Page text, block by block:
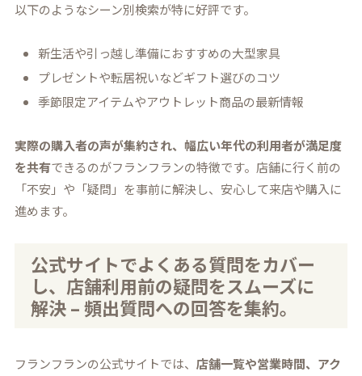
以下のようなシーン別検索が特に好評です。
新生活や引っ越し準備におすすめの大型家具
プレゼントや転居祝いなどギフト選びのコツ
季節限定アイテムやアウトレット商品の最新情報
実際の購入者の声が集約され、幅広い年代の利用者が満足度
を共有できるのがフランフランの特徴です。店舗に行く前の
「不安」や「疑問」を事前に解決し、安心して来店や購入に
進めます。
公式サイトでよくある質問をカバー
し、店舗利用前の疑問をスムーズに
解決 – 頻出質問への回答を集約。
フランフランの公式サイトでは、店舗一覧や営業時間、アク